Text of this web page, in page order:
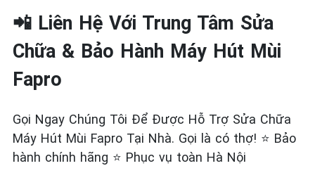
📲 Liên Hệ Với Trung Tâm Sửa
Chữa & Bảo Hành Máy Hút Mùi
Fapro
Gọi Ngay Chúng Tôi Để Được Hỗ Trợ Sửa Chữa
Máy Hút Mùi Fapro Tại Nhà. Gọi là có thợ! ⭐ Bảo
hành chính hãng ⭐ Phục vụ toàn Hà Nội